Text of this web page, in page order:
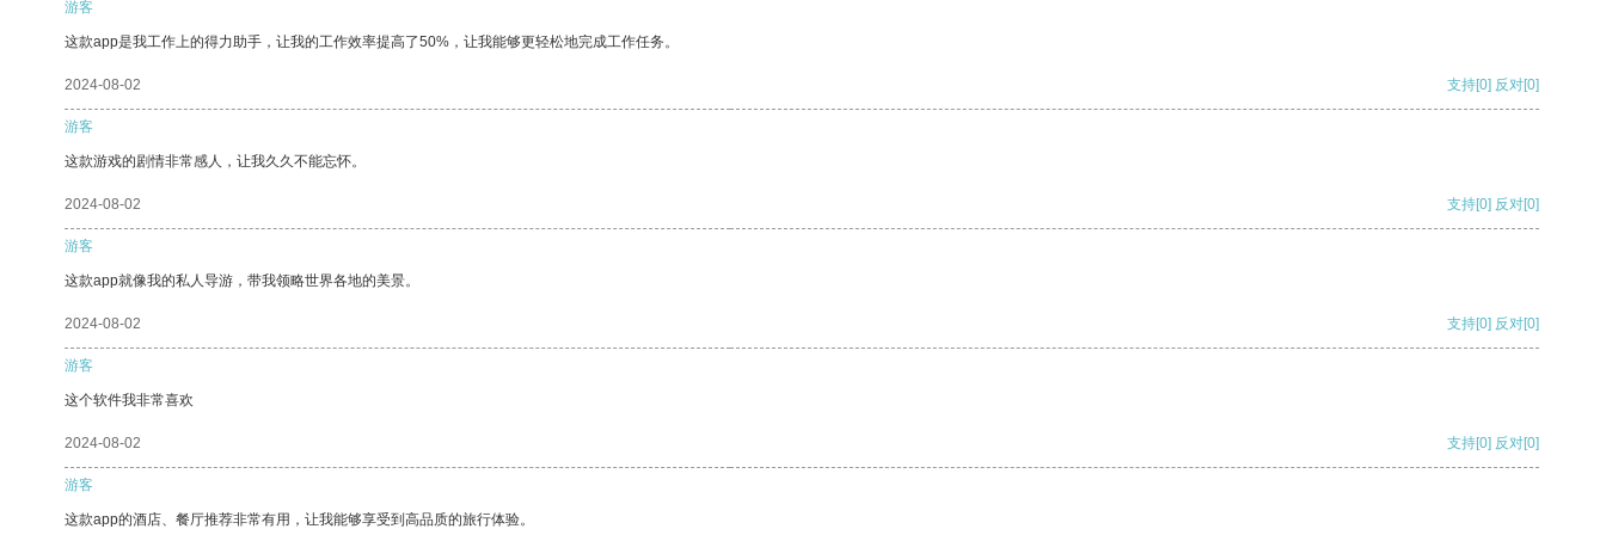
游客
这款app是我工作上的得力助手，让我的工作效率提高了50%，让我能够更轻松地完成工作任务。
2024-08-02 支持[0] 反对[0]
游客
这款游戏的剧情非常感人，让我久久不能忘怀。
2024-08-02 支持[0] 反对[0]
游客
这款app就像我的私人导游，带我领略世界各地的美景。
2024-08-02 支持[0] 反对[0]
游客
这个软件我非常喜欢
2024-08-02 支持[0] 反对[0]
游客
这款app的酒店、餐厅推荐非常有用，让我能够享受到高品质的旅行体验。